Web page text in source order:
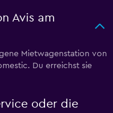
Avis am
Mietwagenstation von
Du erreichst sie
oder die